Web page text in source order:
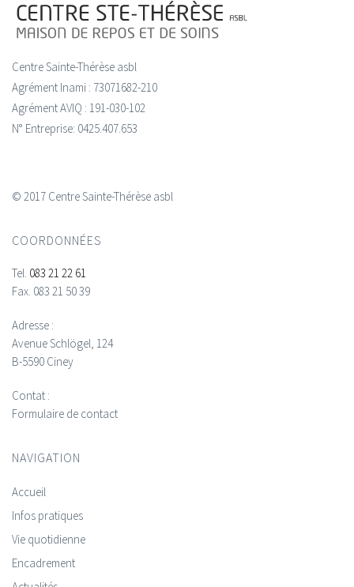
Centre Sainte-Thérèse asbl
Agrément Inami : 73071682-210
Agrément AVIQ : 191-030-102
N° Entreprise: 0425.407.653
© 2017 Centre Sainte-Thérèse asbl
COORDONNÉES
Tel. 083 21 22 61
Fax. 083 21 50 39
Adresse :
Avenue Schlögel, 124
B-5590 Ciney
Contat :
Formulaire de contact
NAVIGATION
Accueil
Infos pratiques
Vie quotidienne
Encadrement